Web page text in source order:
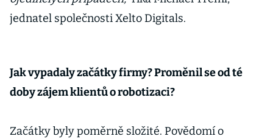
jednatel společnosti Xelto Digitals.
Jak vypadaly začátky firmy? Proměnil se od té
doby zájem klientů o robotizaci?
Začátky byly poměrně složité. Povědomí o